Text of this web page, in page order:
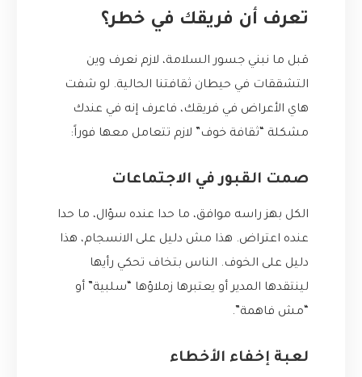
تعرف أن فريقك في خطر؟
قبل ما نبني جسور السلامة، لازم نعرف وين
التشققات في حيطان ثقافتنا الحالية. لو شفت
هاي الأعراض في فريقك، فاعرف إنه في عندك
مشكلة “ثقافة خوف” لازم تتعامل معها فوراً:
صمت القبور في الاجتماعات
الكل بهز راسه موافق، ما حدا عنده سؤال، ما حدا
عنده اعتراض. هذا مش دليل على الانسجام، هذا
دليل على الخوف. الناس بتخاف تحكي رأيها
لينتقدها المدير أو يعتبرها زملاؤها “سلبية” أو
“مش فاهمة”.
لعبة إخفاء الأخطاء